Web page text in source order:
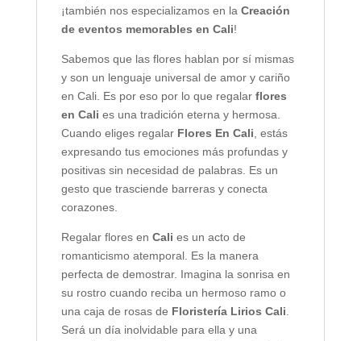
¡también nos especializamos en la Creación
de eventos memorables en Cali!
Sabemos que las flores hablan por sí mismas
y son un lenguaje universal de amor y cariño
en Cali. Es por eso por lo que regalar flores
en Cali es una tradición eterna y hermosa.
Cuando eliges regalar Flores En Cali, estás
expresando tus emociones más profundas y
positivas sin necesidad de palabras. Es un
gesto que trasciende barreras y conecta
corazones.
Regalar flores en Cali es un acto de
romanticismo atemporal. Es la manera
perfecta de demostrar. Imagina la sonrisa en
su rostro cuando reciba un hermoso ramo o
una caja de rosas de Floristería Lirios Cali.
Será un día inolvidable para ella y una